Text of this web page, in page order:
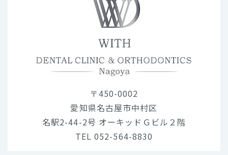
〒450-0002
愛知県名古屋市中村区
名駅2-44-2号 オーキッドＧビル２階
TEL 052-564-8830